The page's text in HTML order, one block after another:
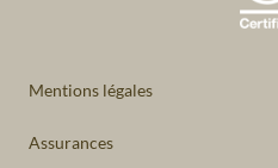
Mentions légales
Assurances